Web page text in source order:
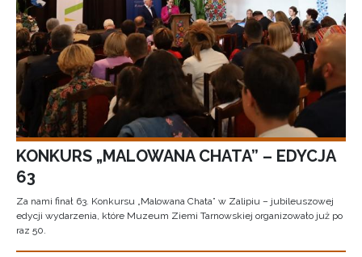
KONKURS „MALOWANA CHATA” – EDYCJA
63
Za nami finał 63. Konkursu „Malowana Chata” w Zalipiu – jubileuszowej
edycji wydarzenia, które Muzeum Ziemi Tarnowskiej organizowało już po
raz 50.